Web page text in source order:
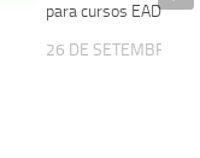
para cursos EAD
26 DE SETEMBRO